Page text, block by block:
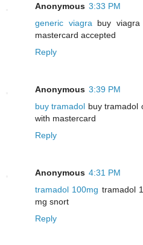
Anonymous 3:33 PM
generic viagra buy
mastercard accepted
Reply
Anonymous 3:39 PM
buy tramadol buy tramadol
with mastercard
Reply
Anonymous 4:31 PM
tramadol 100mg tramadol
mg snort
Reply